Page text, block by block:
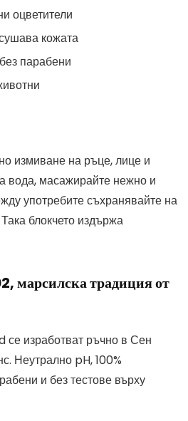
оцветители
кожата
парабени
измиване на ръце, лице и
вода, масажирайте нежно и
употребите съхранявайте на
блокчето издържа
марсилска традиция от
изработват ръчно в Сен
Неутрално pH, 100%
и без тестове върху